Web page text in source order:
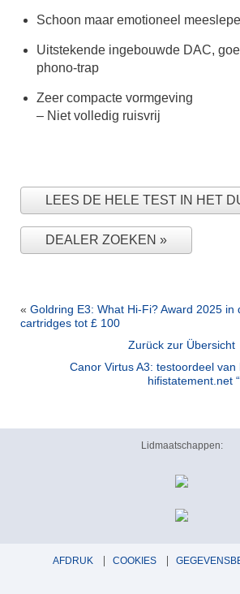
Schoon maar emotioneel
Uitstekende ingebouwde DAC,
phono-trap
Zeer compacte vormgeving
– Niet volledig ruisvrij
LEES DE HELE TEST IN HET
DEALER ZOEKEN
« Goldring E3: What Hi-Fi? Award 2025 in
cartridges tot £ 100
Zurück zur Übersicht
Canor Virtus A3: testoordeel
hifistatement.net
Lidmaatschappen:
AFDRUK COOKIES